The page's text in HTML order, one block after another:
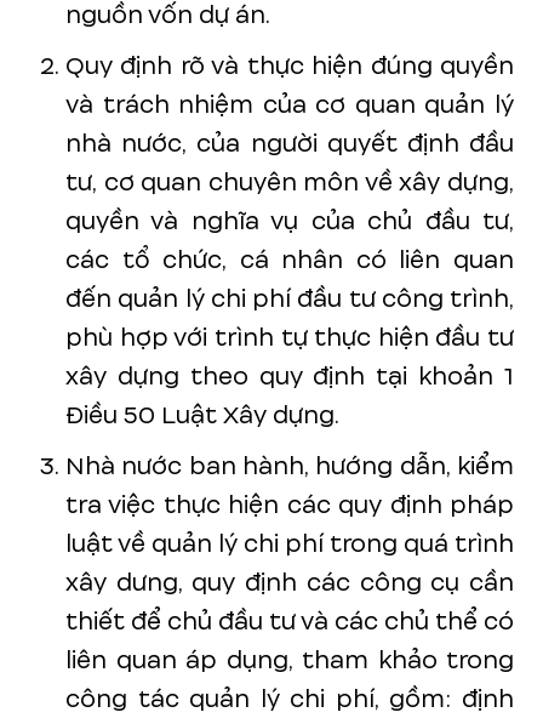
nguồn vốn dự án.
Quy định rõ và thực hiện đúng quyền
và trách nhiệm của cơ quan quản lý
nhà nước, của người quyết định đầu
tư, cơ quan chuyên môn về xây dựng,
quyền và nghĩa vụ của chủ đầu tư,
các tổ chức, cá nhân có liên quan
đến quản lý chi phí đầu tư công trình,
phù hợp với trình tự thực hiện đầu tư
xây dựng theo quy định tại khoản 1
Điều 50 Luật Xây dựng.
Nhà nước ban hành, hướng dẫn, kiểm
tra việc thực hiện các quy định pháp
luật về quản lý chi phí trong quá trình
xây dưng, quy định các công cụ cần
thiết để chủ đầu tư và các chủ thể có
liên quan áp dụng, tham khảo trong
công tác quản lý chi phí, gồm: định